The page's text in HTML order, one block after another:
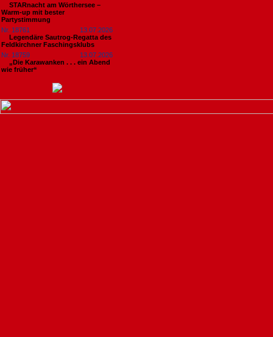
STARnacht am Wörthersee –
Warm-up mit bester
Partystimmung
Nr. 18761
13.07.2026
Legendäre Sautrog-Regatta des
Feldkirchner Faschingsklubs
Nr. 18759
13.07.2026
„Die Karawanken . . . ein Abend
wie früher“